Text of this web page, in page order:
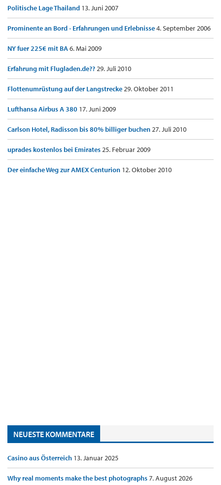
Politische Lage Thailand 13. Juni 2007
Prominente an Bord - Erfahrungen und Erlebnisse4. September 2006
NY fuer 225€ mit BA6. Mai 2009
Erfahrung mit Flugladen.de??29. Juli 2010
Flottenumrüstung auf der Langstrecke29. Oktober 2011
Lufthansa Airbus A 380 17. Juni 2009
Carlson Hotel, Radisson bis 80% billiger buchen27. Juli 2010
uprades kostenlos bei Emirates25. Februar 2009
Der einfache Weg zur AMEX Centurion 12. Oktober 2010
NEUESTE KOMMENTARE
Casino aus Österreich 13. Januar 2025
Why real moments make the best photographs7. August 2026